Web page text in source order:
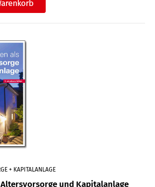
+ KAPITALANLAGE
und Kapitalanlage